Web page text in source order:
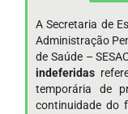
A Secretaria de
Administração
de Saúde –
indeferidas
temporária de
continuidade do